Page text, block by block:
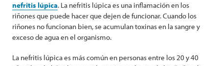
nefritis lúpica. La nefritis lúpica es una inflamación en los
riñones que puede hacer que dejen de funcionar. Cuando los
riñones no funcionan bien, se acumulan toxinas en la sangre y
exceso de agua en el organismo.
La nefritis lúpica es más común en personas entre los 20 y 40